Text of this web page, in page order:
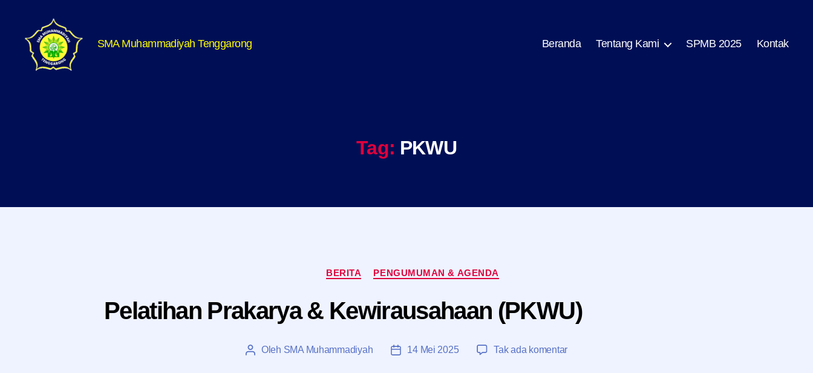
SMA Muhammadiyah Tenggarong Beranda Tentang Kami SPMB 2025 Kontak
Tag: PKWU
Kategori
BERITA PENGUMUMAN & AGENDA
Pelatihan Prakarya & Kewirausahaan (PKWU)
Penulis
Oleh SMA Muhammadiyah
Tanggal
14 Mei 2025 Tak ada komentarpada